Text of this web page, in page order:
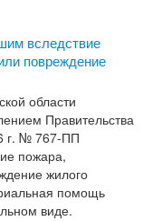
вследствие
повреждение
области
Правительства
г. № 767-ПП
пожара,
жилого
помощь
виде.